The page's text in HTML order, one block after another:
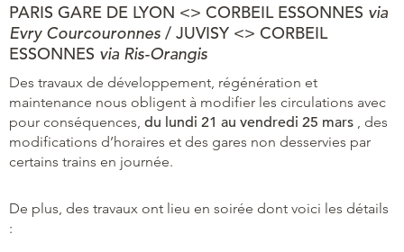
PARIS GARE DE LYON <> CORBEIL ESSONNES via
Evry Courcouronnes / JUVISY <> CORBEIL
ESSONNES via Ris-Orangis
Des travaux de développement, régénération et
maintenance nous obligent à modifier les circulations avec
pour conséquences, du lundi 21 au vendredi 25 mars
, des
modifications d’horaires et des gares non desservies par
certains trains en journée.
De plus, des travaux ont lieu en soirée dont voici les détails
: